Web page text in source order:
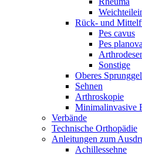
Rück- und
Pes cavus
Pes
Sonstige
Oberes
Sehnen
Arthroskopie
Minimalinvasive
Verbände
Technische Orthopädie
Anleitungen zum
Achillessehne